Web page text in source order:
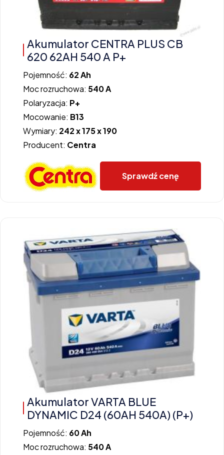
Akumulator CENTRA PLUS CB
620 62AH 540 A P+
Pojemność: 62 Ah
Moc rozruchowa: 540 A
Polaryzacja: P+
Mocowanie: B13
Wymiary: 242 x 175 x 190
Producent: Centra
Sprawdź cenę
Akumulator VARTA BLUE
DYNAMIC D24 (60AH 540A) (P+)
Pojemność: 60 Ah
Moc rozruchowa: 540 A